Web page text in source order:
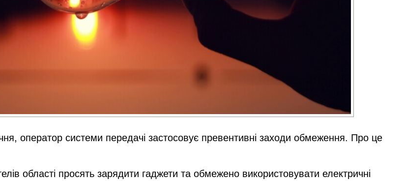
оператор системи передачі застосовує превентивні заходи обмеження. Про це
області просять зарядити гаджети та обмежено використовувати електричні